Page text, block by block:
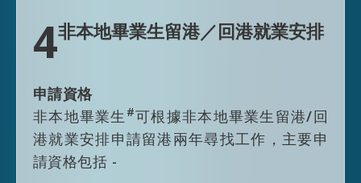
人才清單
2018年制訂首份香港人才清單，旨在更有效
及聚焦地吸引高質素人才，以配合香港經濟
高增值及多元化的發展。經2025年檢討，清
約的有效期限而定（以較短者為準）。申
請延長逗留期限時，有關申請只會在申請
資格的情況下才會獲得考慮；成功申請者
仍會以僱傭身份留港，而其延長逗留期限
通常會以 3 + 2 年的模式或根據其僱傭合
約的有效期限 （以較短者為準）批出。
4非本地畢業生留港／回港就業安排
申請資格
非本地畢業生 #可根據非本地畢業生留港/回
港就業安排申請留港兩年尋找工作，主要申
請資格包括 -